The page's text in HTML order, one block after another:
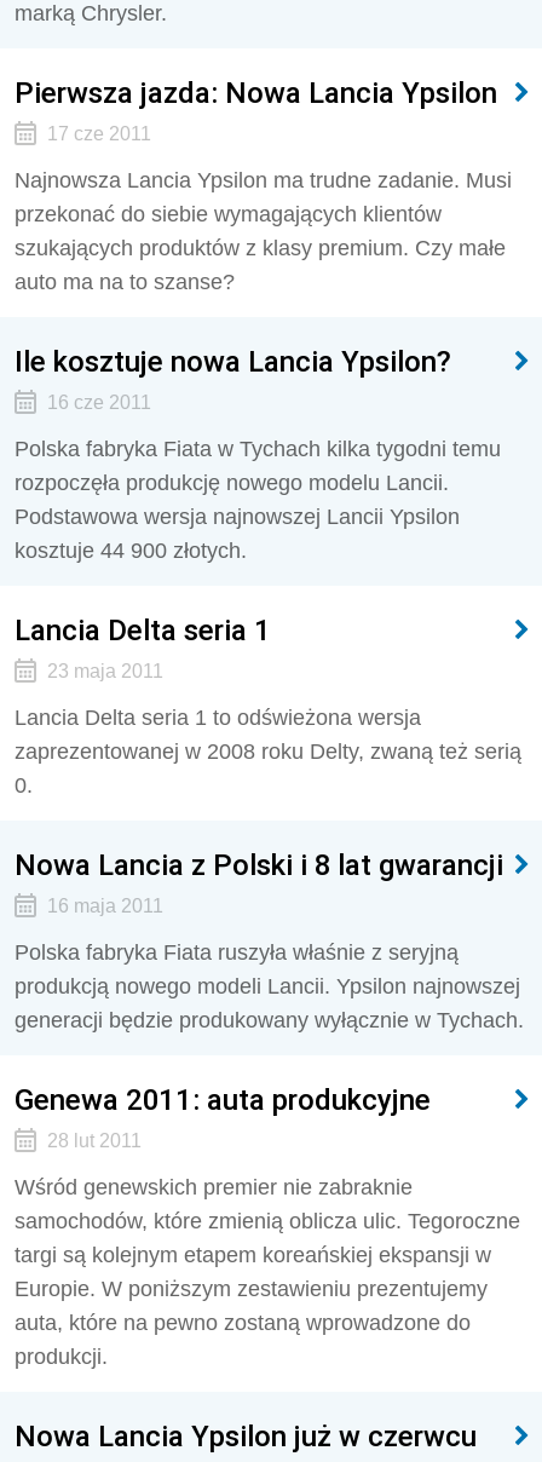
marką Chrysler.
Pierwsza jazda: Nowa Lancia Ypsilon
17 cze 2011
Najnowsza Lancia Ypsilon ma trudne zadanie. Musi
przekonać do siebie wymagających klientów
szukających produktów z klasy premium. Czy małe
auto ma na to szanse?
Ile kosztuje nowa Lancia Ypsilon?
16 cze 2011
Polska fabryka Fiata w Tychach kilka tygodni temu
rozpoczęła produkcję nowego modelu Lancii.
Podstawowa wersja najnowszej Lancii Ypsilon
kosztuje 44 900 złotych.
Lancia Delta seria 1
23 maja 2011
Lancia Delta seria 1 to odświeżona wersja
zaprezentowanej w 2008 roku Delty, zwaną też serią
0.
Nowa Lancia z Polski i 8 lat gwarancji
16 maja 2011
Polska fabryka Fiata ruszyła właśnie z seryjną
produkcją nowego modeli Lancii. Ypsilon najnowszej
generacji będzie produkowany wyłącznie w Tychach.
Genewa 2011: auta produkcyjne
28 lut 2011
Wśród genewskich premier nie zabraknie
samochodów, które zmienią oblicza ulic. Tegoroczne
targi są kolejnym etapem koreańskiej ekspansji w
Europie. W poniższym zestawieniu prezentujemy
auta, które na pewno zostaną wprowadzone do
produkcji.
Nowa Lancia Ypsilon już w czerwcu